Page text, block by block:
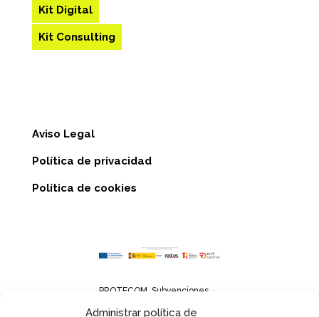
Administrar política de
Kit Digital
Kit Consulting
Aviso Legal
Política de privacidad
Política de cookies
PROTECOM. Subvenciones
para el mantenimiento del